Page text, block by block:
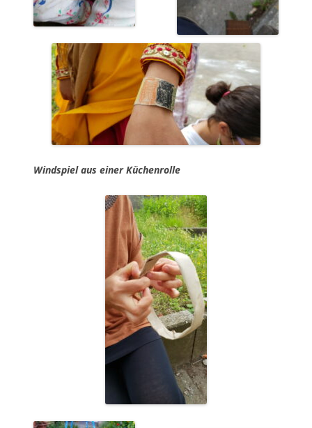
Windspiel aus einer Küchenrolle